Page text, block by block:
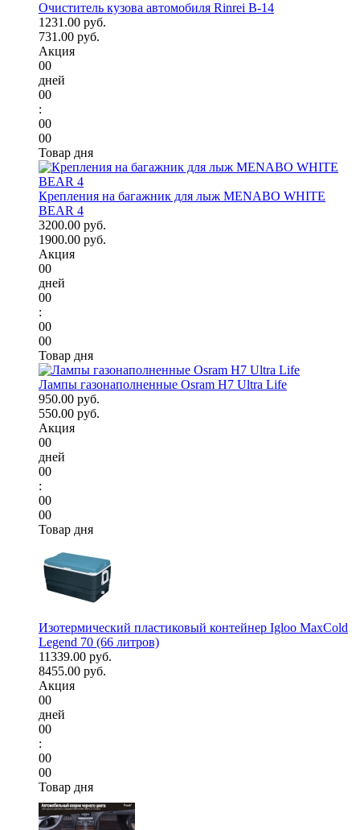
Очиститель кузова автомобиля Rinrei B-14
1231.00 руб.
731.00 руб.
Акция
00
дней
00
:
00
00
Товар дня
Крепления на багажник для лыж MENABO WHITE
BEAR 4
3200.00 руб.
1900.00 руб.
Акция
00
дней
00
:
00
00
Товар дня
Лампы газонаполненные Osram H7 Ultra Life
950.00 руб.
550.00 руб.
Акция
00
дней
00
:
00
00
Товар дня
Изотермический пластиковый контейнер Igloo MaxCold
Legend 70 (66 литров)
11339.00 руб.
8455.00 руб.
Акция
00
дней
00
:
00
00
Товар дня